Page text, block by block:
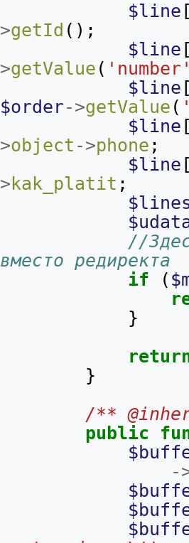
$line
>getId ();
$line
>getValue (
$line
$order->getValue (
$line
>object ->phone ;
$line
> kak_platit ;
//
вместо редиректа
if
(
}
}
/**
public
-